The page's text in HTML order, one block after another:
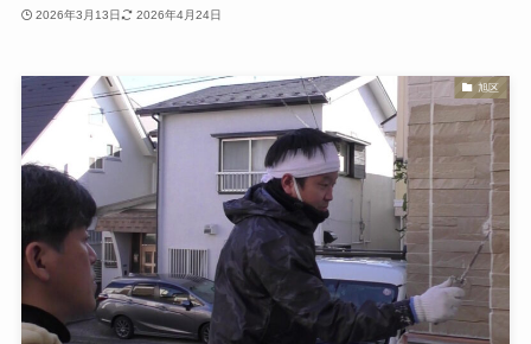
2026年3月13日 2026年4月24日
旭区